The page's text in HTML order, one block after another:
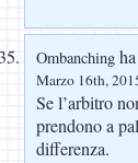
Ombanching
Marzo 16th,
Se l’arbitro
prendono a
differenza.